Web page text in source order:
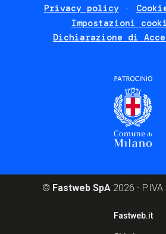
Privacy policy
Impostazioni
Dichiarazione di
© Fastweb SpA 2026 -
Fastweb.it